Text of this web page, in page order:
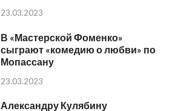
23.03.2023
В «Мастерской Фоменко»
сыграют «комедию о любви» по
Мопассану
23.03.2023
Александру Кулябину